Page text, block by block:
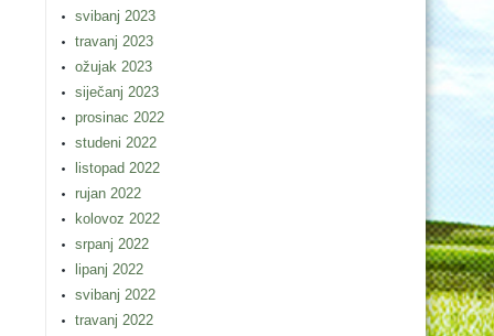
svibanj 2023
travanj 2023
ožujak 2023
siječanj 2023
prosinac 2022
studeni 2022
listopad 2022
rujan 2022
kolovoz 2022
srpanj 2022
lipanj 2022
svibanj 2022
travanj 2022